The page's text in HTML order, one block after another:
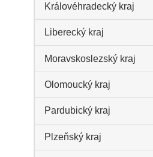
Královéhradecký kraj
Liberecký kraj
Moravskoslezský kraj
Olomoucký kraj
Pardubický kraj
Plzeňský kraj